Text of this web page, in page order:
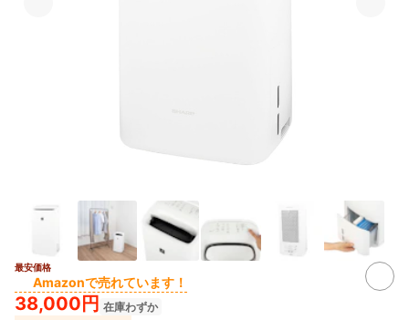
最安価格
Amazonで売れています！
38,000円 在庫わずか